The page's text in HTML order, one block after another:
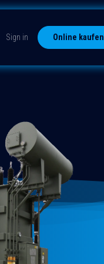
Sign in Online kaufen